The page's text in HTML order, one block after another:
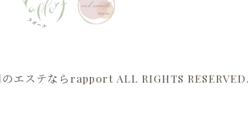
エステならrapport ALL RIGHTS RESERVED.